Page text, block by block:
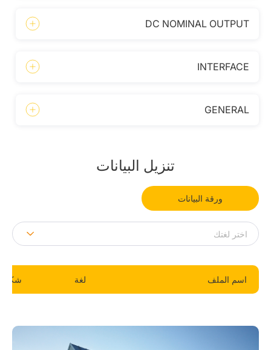
DC NOMINAL OUTPUT
INTERFACE
GENERAL
تنزيل البيانات
ورقة البيانات
اسم الملف لغة شكل